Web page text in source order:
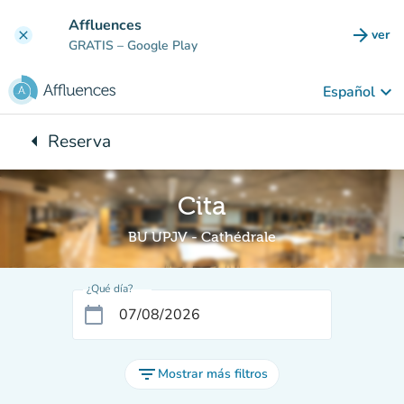
clear Affluences
GRATIS – Google Play arrow_forward ver
Español keyboard_arrow_down
arrow_leftVuelta:
Reserva
Cita
BU UPJV - Cathédrale
¿Qué día?
calendar_today
filter_list Mostrar más filtros